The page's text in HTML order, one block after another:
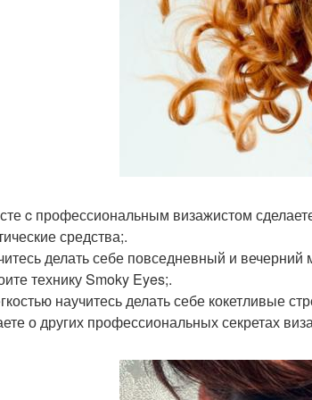
c профессиональным визажистом
средства;.
делать себе повседневный и вечерний
технику Smoky Eyes;.
научитесь делать себе кокетливые
о других профессиональных секретах